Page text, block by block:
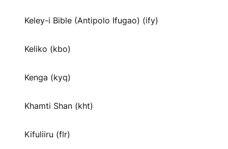
Keley-i Bible (Antipolo Ifugao) (ify)
Keliko (kbo)
Kenga (kyq)
Khamti Shan (kht)
Kifuliiru (flr)